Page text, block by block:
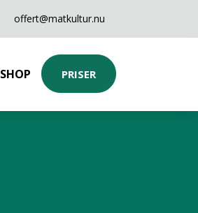
offert@matkultur.nu
SHOP PRISER